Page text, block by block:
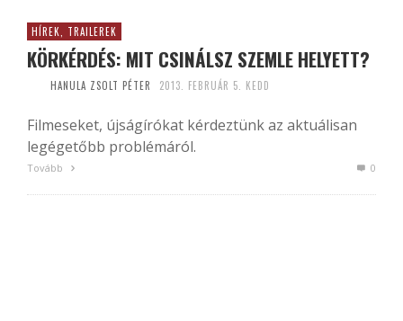
HÍREK, TRAILEREK
KÖRKÉRDÉS: MIT CSINÁLSZ SZEMLE HELYETT?
HANULA ZSOLT PÉTER 2013. FEBRUÁR 5. KEDD
Filmeseket, újságírókat kérdeztünk az aktuálisan
legégetőbb problémáról.
Tovább 0